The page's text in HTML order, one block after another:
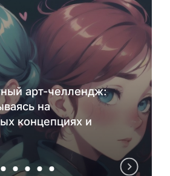
арт-челлендж:
на
концепциях и